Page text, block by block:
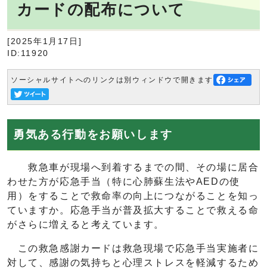
カードの配布について
[2025年1月17日]
ID:11920
ソーシャルサイトへのリンクは別ウィンドウで開きます
勇気ある行動をお願いします
救急車が現場へ到着するまでの間、その場に居合
わせた方が応急手当（特に心肺蘇生法やAEDの使
用）をすることで救命率の向上につながることを知っ
ていますか。応急手当が普及拡大することで救える命
がさらに増えると考えています。
この救急感謝カードは救急現場で応急手当実施者に
対して、感謝の気持ちと心理ストレスを軽減するため